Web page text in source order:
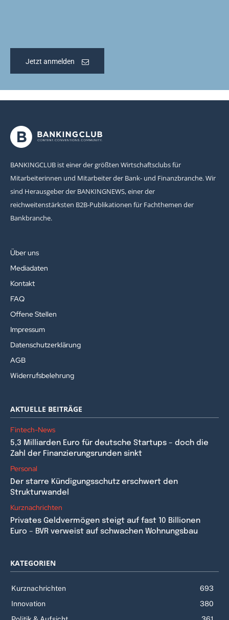
Jetzt anmelden
BANKINGCLUB ist einer der größten Wirtschaftsclubs für
Mitarbeiterinnen und Mitarbeiter der Bank- und Finanzbranche. Wir
sind Herausgeber der BANKINGNEWS, einer der
reichweitenstärksten B2B-Publikationen für Fachthemen der
Bankbranche.
Über uns
Mediadaten
Kontakt
FAQ
Offene Stellen
Impressum
Datenschutzerklärung
AGB
Widerrufsbelehrung
AKTUELLE BEITRÄGE
Fintech-News
5,3 Milliarden Euro für deutsche Startups – doch die
Zahl der Finanzierungsrunden sinkt
Personal
Der starre Kündigungsschutz erschwert den
Strukturwandel
Kurznachrichten
Privates Geldvermögen steigt auf fast 10 Billionen
Euro – BVR verweist auf schwachen Wohnungsbau
KATEGORIEN
Kurznachrichten
693
Innovation
380